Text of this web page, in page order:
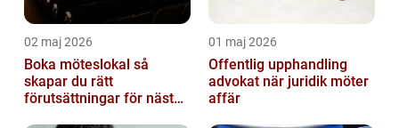
02 maj 2026
Boka möteslokal så
skapar du rätt
förutsättningar för nästa
01 maj 2026
Offentlig upphandling
advokat när juridik möter
affär